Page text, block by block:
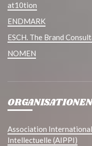
at10tion
ENDMARK
ESCH. The Brand
NOMEN
ORGANISATIONEN
Association
Intellectuelle (AIPPI)